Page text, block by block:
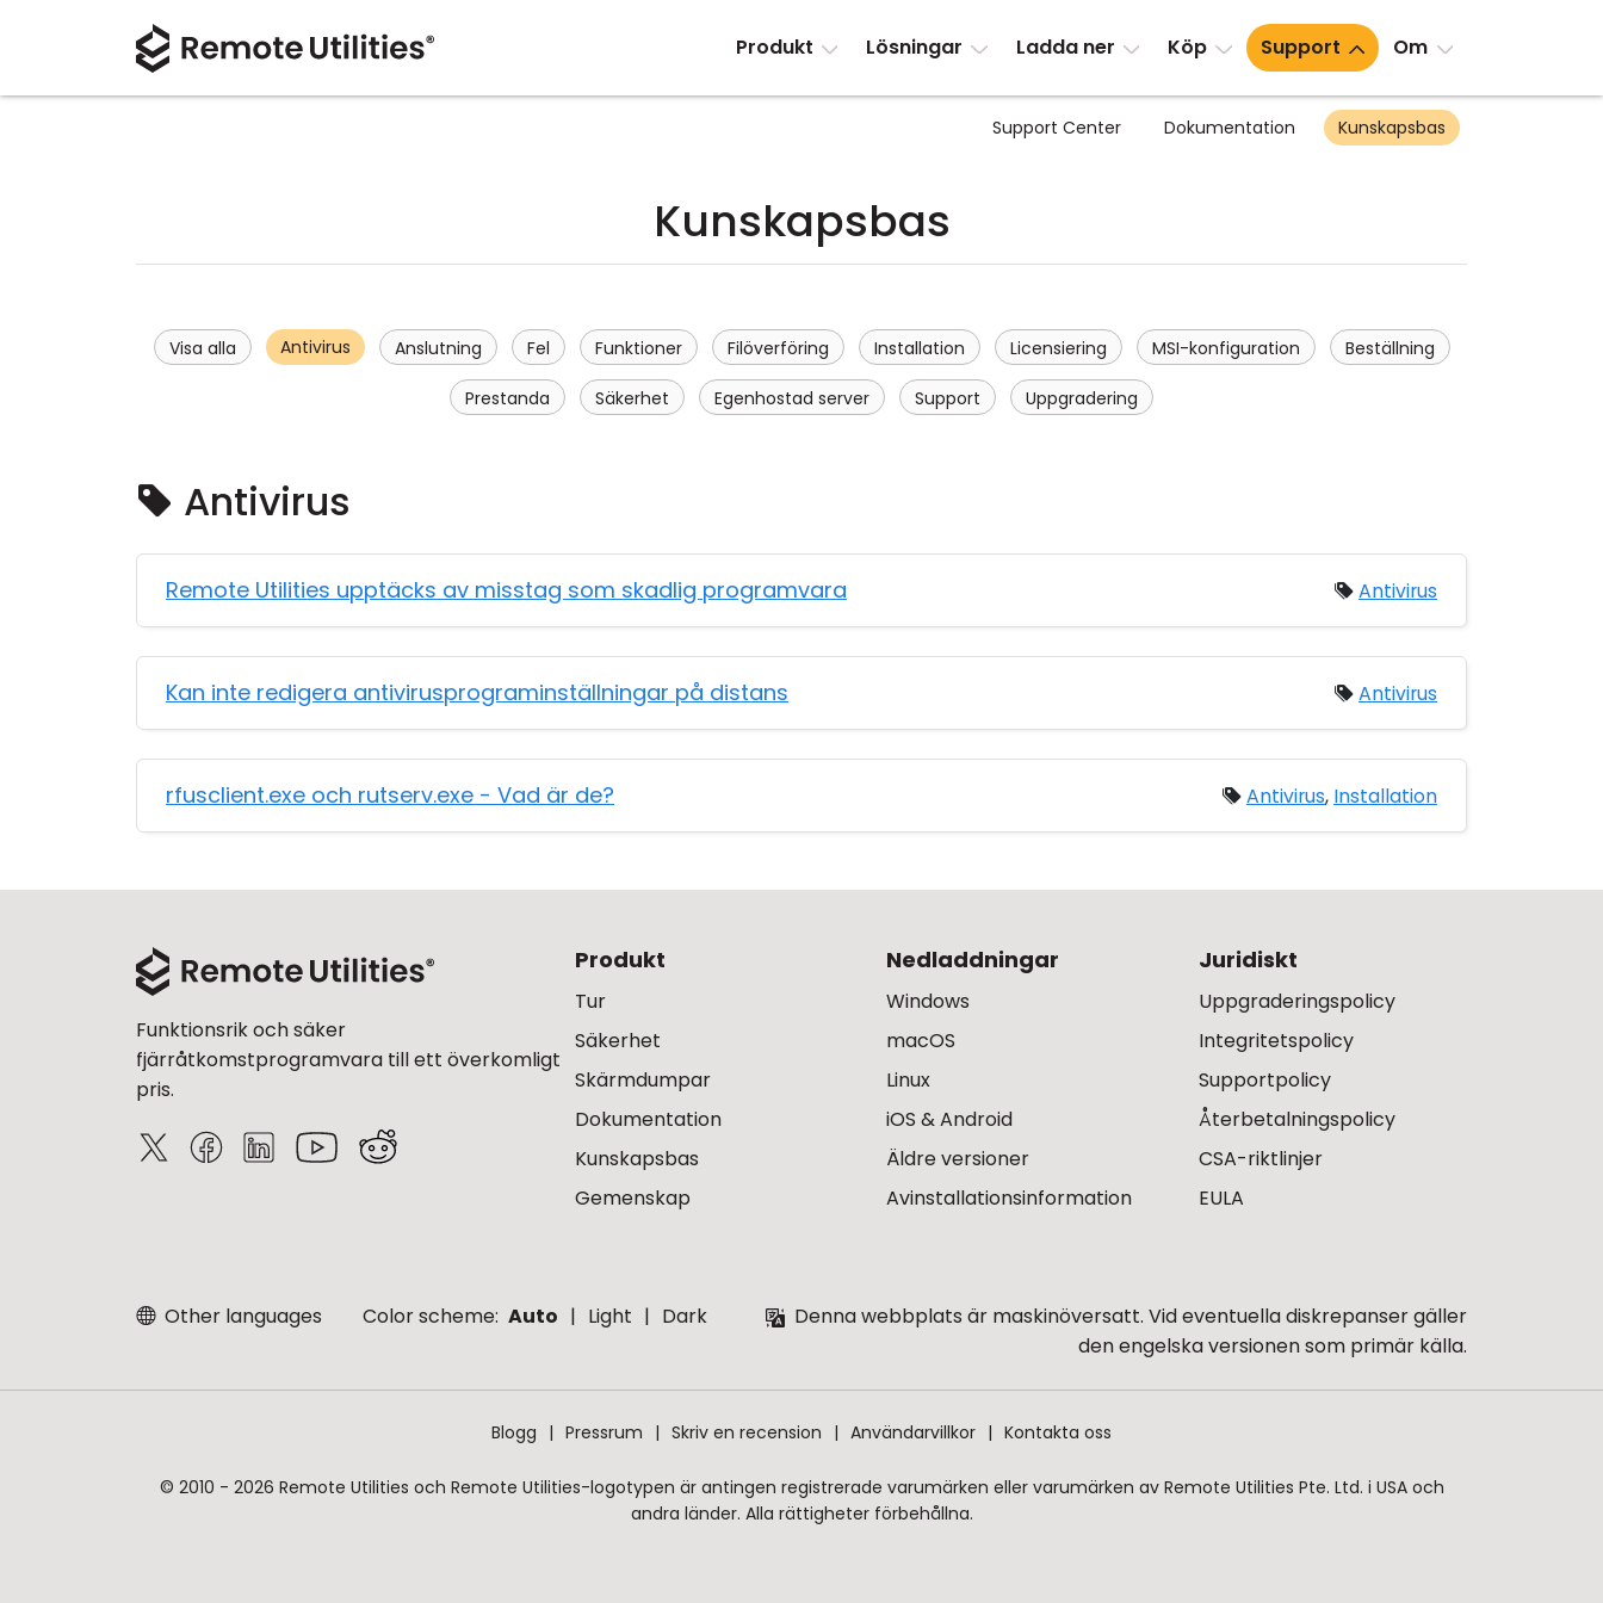
Produkt Lösningar Ladda ner Köp Support Om
Support Center Dokumentation Kunskapsbas
Kunskapsbas
Visa alla Antivirus Anslutning Fel Funktioner Filöverföring Installation Licensiering MSI-konfiguration Beställning
Prestanda Säkerhet Egenhostad server Support Uppgradering
Antivirus
Remote Utilities upptäcks av misstag som skadlig programvara Antivirus
Kan inte redigera antivirusprograminställningar på distans Antivirus
rfusclient.exe och rutserv.exe - Vad är de? Antivirus, Installation
Funktionsrik och säker
fjärråtkomstprogramvara till ett överkomligt
pris.
Produkt
Tur
Säkerhet
Skärmdumpar
Dokumentation
Kunskapsbas
Gemenskap
Nedladdningar
Windows
macOS
Linux
iOS & Android
Äldre versioner
Avinstallationsinformation
Juridiskt
Uppgraderingspolicy
Integritetspolicy
Supportpolicy
Återbetalningspolicy
CSA-riktlinjer
EULA
Other languages Color scheme: Auto Light Dark
Denna webbplats är maskinöversatt. Vid eventuella diskrepanser gäller
den engelska versionen som primär källa.
Blogg Pressrum Skriv en recension Användarvillkor Kontakta oss
© 2010 - 2026 Remote Utilities och Remote Utilities-logotypen är antingen registrerade varumärken eller varumärken av Remote Utilities Pte. Ltd. i USA och
andra länder. Alla rättigheter förbehållna.